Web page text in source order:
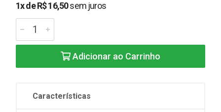
1x de R$ 16,50sem juros
Adicionar ao Carrinho
Características